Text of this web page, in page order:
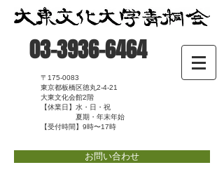
03-3936-6464
〒175-0083
東京都板橋区徳丸2-4-21
大東文化会館2階
【休業日】水・日・祝
夏期・年末年始
【受付時間】9時〜17時
お問い合わせ